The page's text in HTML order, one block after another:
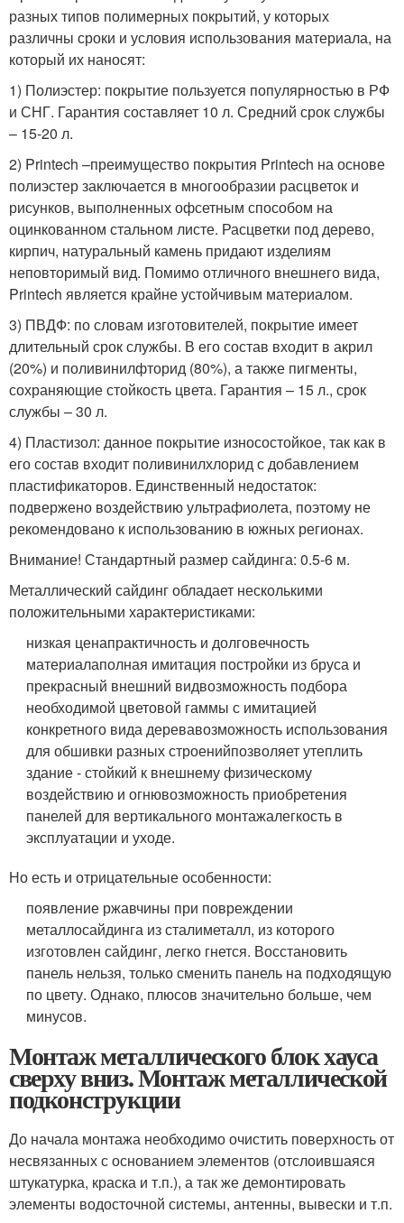
разных типов полимерных покрытий, у которых
различны сроки и условия использования материала, на
который их наносят:
1) Полиэстер: покрытие пользуется популярностью в РФ
и СНГ. Гарантия составляет 10 л. Средний срок службы
– 15-20 л.
2) Printech –преимущество покрытия Printech на основе
полиэстер заключается в многообразии расцветок и
рисунков, выполненных офсетным способом на
оцинкованном стальном листе. Расцветки под дерево,
кирпич, натуральный камень придают изделиям
неповторимый вид. Помимо отличного внешнего вида,
Printech является крайне устойчивым материалом.
3) ПВДФ: по словам изготовителей, покрытие имеет
длительный срок службы. В его состав входит в акрил
(20%) и поливинилфторид (80%), а также пигменты,
сохраняющие стойкость цвета. Гарантия – 15 л., срок
службы – 30 л.
4) Пластизол: данное покрытие износостойкое, так как в
его состав входит поливинилхлорид с добавлением
пластификаторов. Единственный недостаток:
подвержено воздействию ультрафиолета, поэтому не
рекомендовано к использованию в южных регионах.
Внимание! Стандартный размер сайдинга: 0.5-6 м.
Металлический сайдинг обладает несколькими
положительными характеристиками:
низкая ценапрактичность и долговечность
материалаполная имитация постройки из бруса и
прекрасный внешний видвозможность подбора
необходимой цветовой гаммы с имитацией
конкретного вида деревавозможность использования
для обшивки разных строенийпозволяет утеплить
здание - стойкий к внешнему физическому
воздействию и огнювозможность приобретения
панелей для вертикального монтажалегкость в
эксплуатации и уходе.
Но есть и отрицательные особенности:
появление ржавчины при повреждении
металлосайдинга из сталиметалл, из которого
изготовлен сайдинг, легко гнется. Восстановить
панель нельзя, только сменить панель на подходящую
по цвету. Однако, плюсов значительно больше, чем
минусов.
Монтаж металлического блок хауса
сверху вниз. Монтаж металлической
подконструкции
До начала монтажа необходимо очистить поверхность от
несвязанных с основанием элементов (отслоившаяся
штукатурка, краска и т.п.), а так же демонтировать
элементы водосточной системы, антенны, вывески и т.п.